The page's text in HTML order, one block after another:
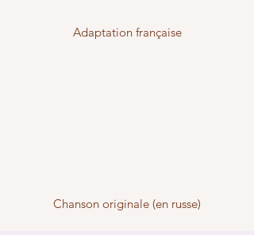
Adaptation française
Chanson originale (en russe)